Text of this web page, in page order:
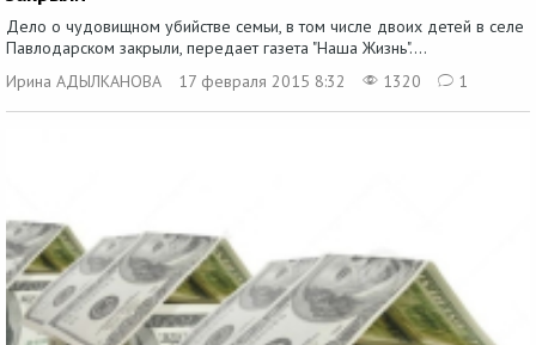
Дело о чудовищном убийстве семьи, в том числе двоих детей в селе
Павлодарском закрыли, передает газета "Наша Жизнь"....
Ирина АДЫЛКАНОВА
17 февраля 2015 8:32 1320 1